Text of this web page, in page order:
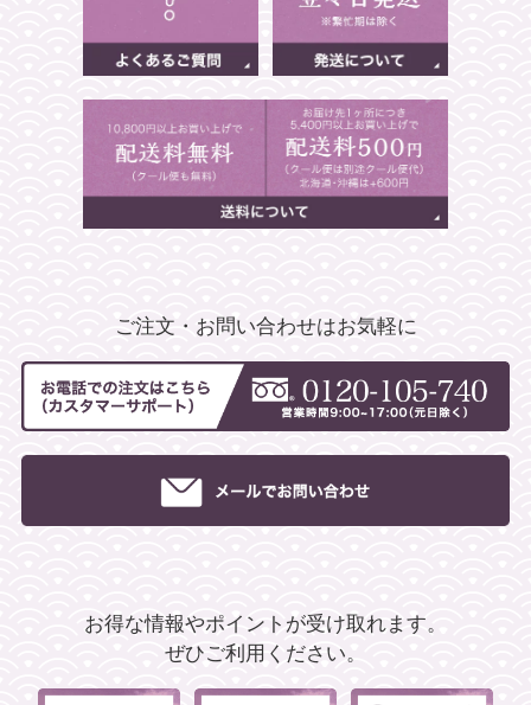
ご注文・お問い合わせはお気軽に
お得な情報やポイントが受け取れます。
ぜひご利用ください。